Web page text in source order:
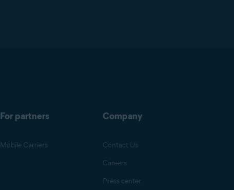
For partners
Mobile Carriers
Company
Contact Us
Careers
Press center